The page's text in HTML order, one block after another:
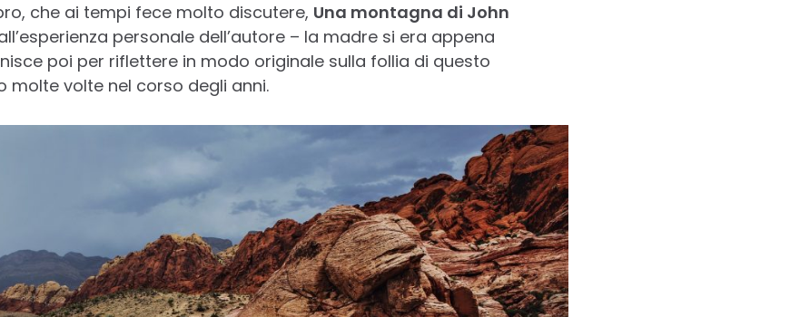
che ai tempi fece molto discutere, Una montagna di John
personale dell’autore – la madre si era appena
poi per riflettere in modo originale sulla follia di questo
molte volte nel corso degli anni.